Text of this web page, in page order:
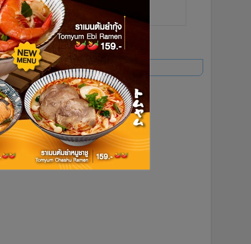
ยอดนิยม
อ่านเพิ่มเติม